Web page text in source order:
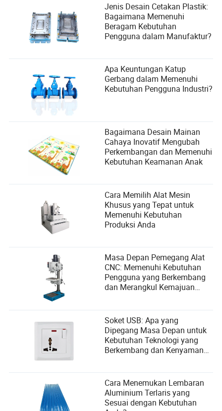
Jenis Desain Cetakan Plastik:
Bagaimana Memenuhi
Beragam Kebutuhan
Pengguna dalam Manufaktur?
Apa Keuntungan Katup
Gerbang dalam Memenuhi
Kebutuhan Pengguna Industri?
Bagaimana Desain Mainan
Cahaya Inovatif Mengubah
Perkembangan dan Memenuhi
Kebutuhan Keamanan Anak
Cara Memilih Alat Mesin
Khusus yang Tepat untuk
Memenuhi Kebutuhan
Produksi Anda
Masa Depan Pemegang Alat
CNC: Memenuhi Kebutuhan
Pengguna yang Berkembang
dan Merangkul Kemajuan
Soket USB: Apa yang
Dipegang Masa Depan untuk
Kebutuhan Teknologi yang
Berkembang dan Kenyamanan
Cara Menemukan Lembaran
Aluminium Terlaris yang
Sesuai dengan Kebutuhan